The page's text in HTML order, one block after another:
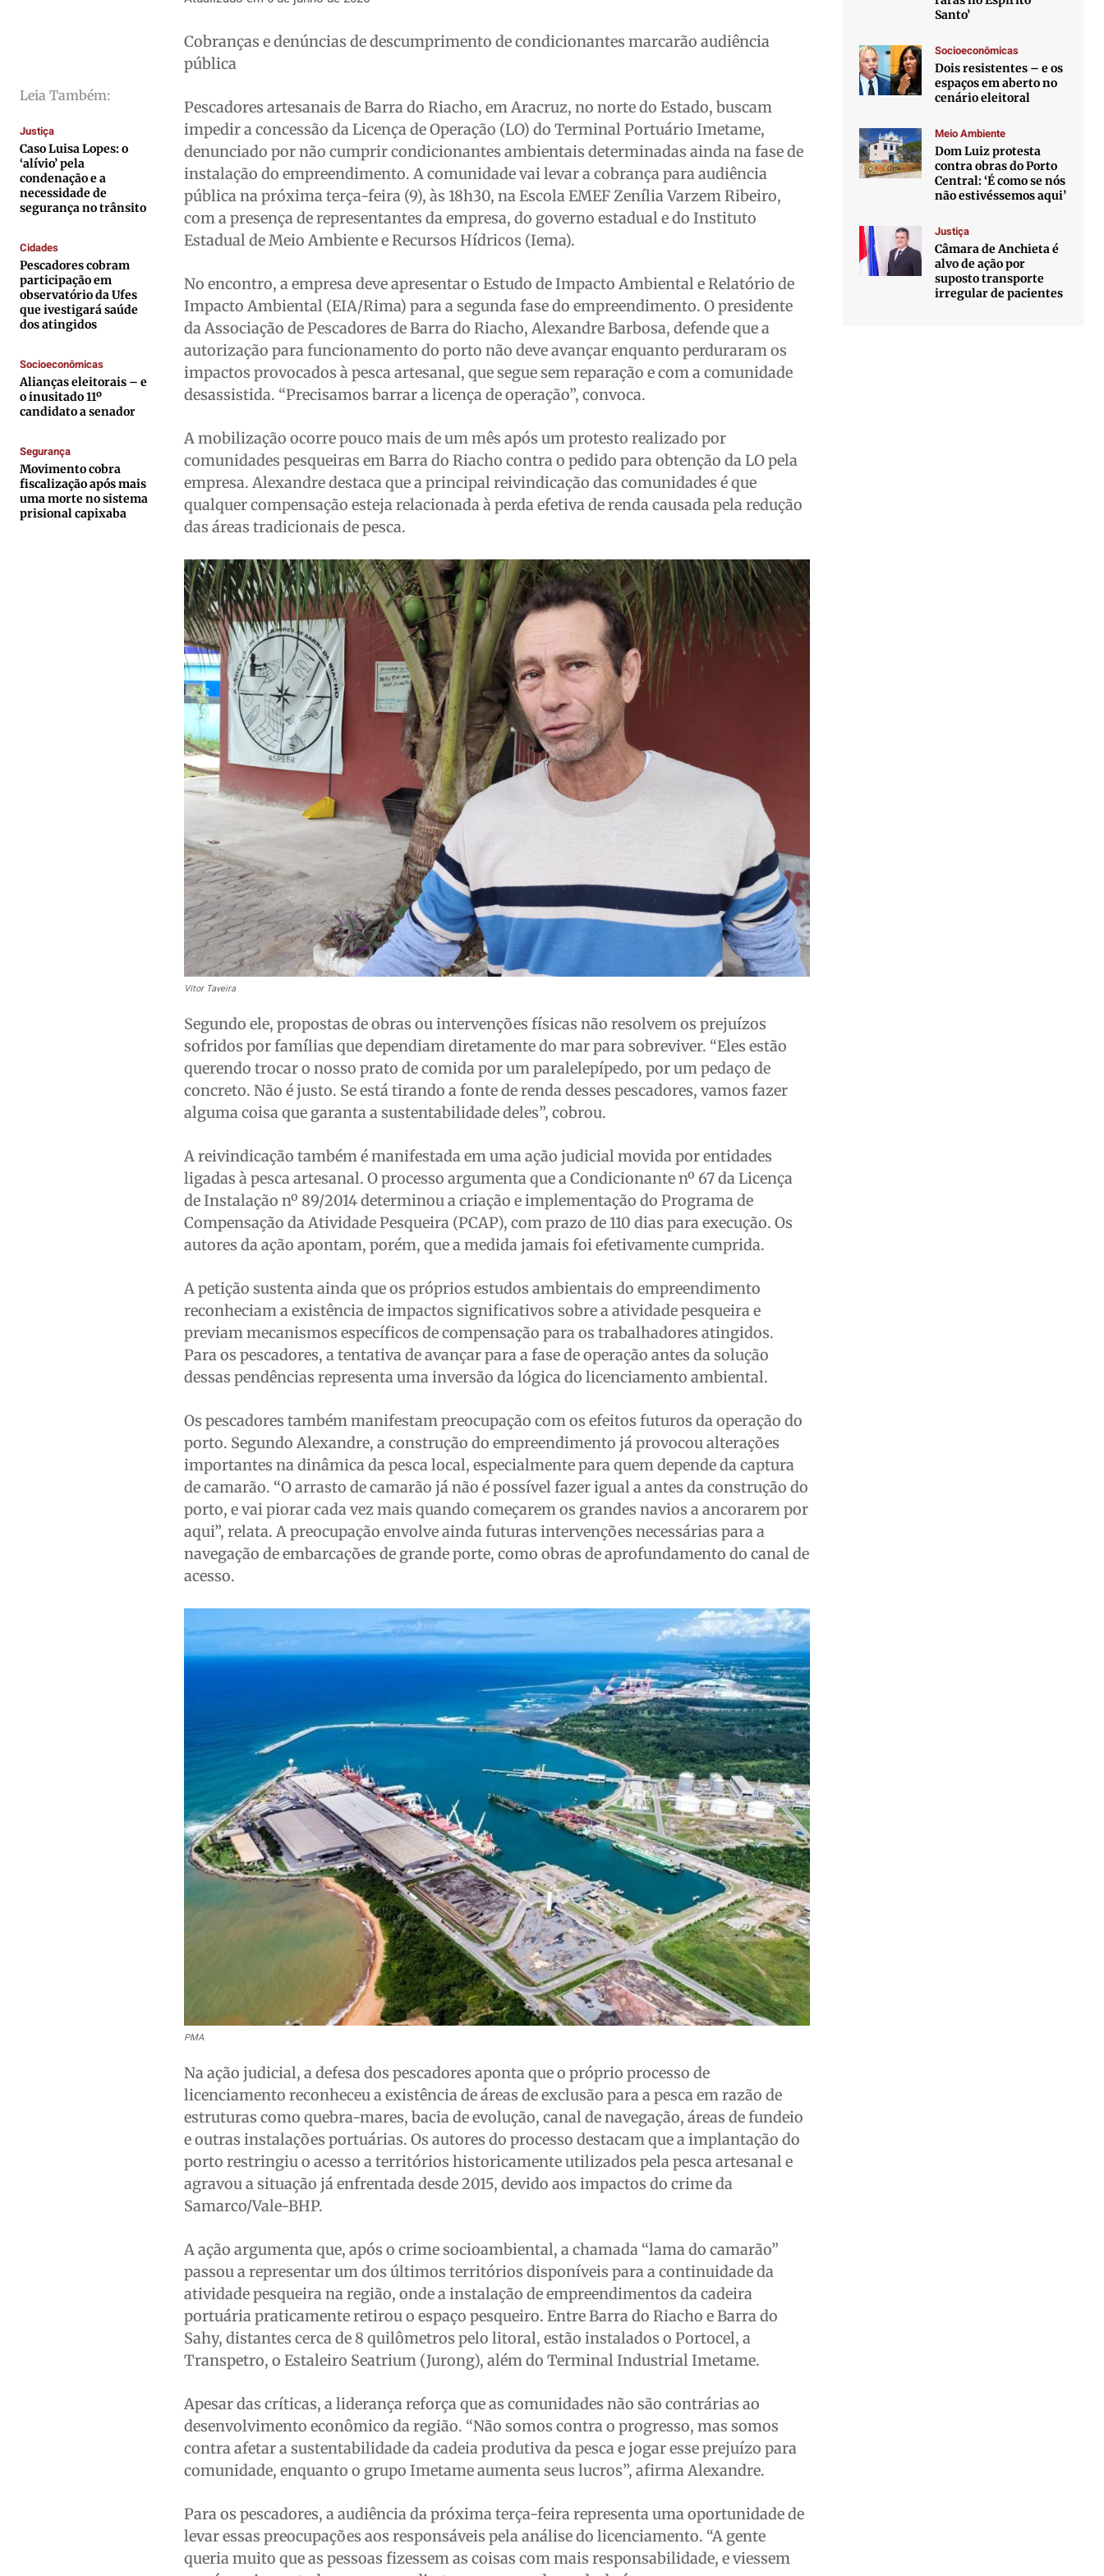
Economia
Colunas
Caetano Roque
Gustavo Bastos
Wanda Sily
Publicidade Legal
Anuncie
Quem Somos
Expediente
Anuncie
Termos de Uso
Economia
Colunas
Caetano Roque
Gustavo Bastos
Wanda Sily
Publicidade Legal
Anuncie
Quem Somos
Expediente
Anuncie
Termos de Uso
Economia
Colunas
Caetano Roque
Gustavo Bastos
Wanda Sily
Publicidade Legal
Anuncie
Quem Somos
Expediente
Anuncie
Termos de Uso
Economia
Colunas
Caetano Roque
Gustavo Bastos
Wanda Sily
Publicidade Legal
Anuncie
Quem Somos
Expediente
Anuncie
Termos de Uso
Leia Também:
Justiça
Caso Luisa Lopes: o
‘alívio’ pela
condenação e a
necessidade de
segurança no trânsito
Cidades
Pescadores cobram
participação em
observatório da Ufes
que ivestigará saúde
dos atingidos
Socioeconômicas
Alianças eleitorais – e
o inusitado 11º
candidato a senador
Segurança
Movimento cobra
fiscalização após mais
uma morte no sistema
prisional capixaba
Cobranças e denúncias de descumprimento de condicionantes marcarão audiência
pública
Pescadores artesanais de Barra do Riacho, em Aracruz, no norte do Estado, buscam
impedir a concessão da Licença de Operação (LO) do Terminal Portuário Imetame,
denunciado por não cumprir condicionantes ambientais determinadas ainda na fase de
instalação do empreendimento. A comunidade vai levar a cobrança para audiência
pública na próxima terça-feira (9), às 18h30, na Escola EMEF Zenília Varzem Ribeiro,
com a presença de representantes da empresa, do governo estadual e do Instituto
Estadual de Meio Ambiente e Recursos Hídricos (Iema).
No encontro, a empresa deve apresentar o Estudo de Impacto Ambiental e Relatório de
Impacto Ambiental (EIA/Rima) para a segunda fase do empreendimento. O presidente
da Associação de Pescadores de Barra do Riacho, Alexandre Barbosa, defende que a
autorização para funcionamento do porto não deve avançar enquanto perduraram os
impactos provocados à pesca artesanal, que segue sem reparação e com a comunidade
desassistida. “Precisamos barrar a licença de operação”, convoca.
A mobilização ocorre pouco mais de um mês após um protesto realizado por
comunidades pesqueiras em Barra do Riacho contra o pedido para obtenção da LO pela
empresa. Alexandre destaca que a principal reivindicação das comunidades é que
qualquer compensação esteja relacionada à perda efetiva de renda causada pela redução
das áreas tradicionais de pesca.
Vitor Taveira
Segundo ele, propostas de obras ou intervenções físicas não resolvem os prejuízos
sofridos por famílias que dependiam diretamente do mar para sobreviver. “Eles estão
querendo trocar o nosso prato de comida por um paralelepípedo, por um pedaço de
concreto. Não é justo. Se está tirando a fonte de renda desses pescadores, vamos fazer
alguma coisa que garanta a sustentabilidade deles”, cobrou.
A reivindicação também é manifestada em uma ação judicial movida por entidades
ligadas à pesca artesanal. O processo argumenta que a Condicionante nº 67 da Licença
de Instalação nº 89/2014 determinou a criação e implementação do Programa de
Compensação da Atividade Pesqueira (PCAP), com prazo de 110 dias para execução. Os
autores da ação apontam, porém, que a medida jamais foi efetivamente cumprida.
A petição sustenta ainda que os próprios estudos ambientais do empreendimento
reconheciam a existência de impactos significativos sobre a atividade pesqueira e
previam mecanismos específicos de compensação para os trabalhadores atingidos.
Para os pescadores, a tentativa de avançar para a fase de operação antes da solução
dessas pendências representa uma inversão da lógica do licenciamento ambiental.
Os pescadores também manifestam preocupação com os efeitos futuros da operação do
porto. Segundo Alexandre, a construção do empreendimento já provocou alterações
importantes na dinâmica da pesca local, especialmente para quem depende da captura
de camarão. “O arrasto de camarão já não é possível fazer igual a antes da construção do
porto, e vai piorar cada vez mais quando começarem os grandes navios a ancorarem por
aqui”, relata. A preocupação envolve ainda futuras intervenções necessárias para a
navegação de embarcações de grande porte, como obras de aprofundamento do canal de
acesso.
PMA
Na ação judicial, a defesa dos pescadores aponta que o próprio processo de
licenciamento reconheceu a existência de áreas de exclusão para a pesca em razão de
estruturas como quebra-mares, bacia de evolução, canal de navegação, áreas de fundeio
e outras instalações portuárias. Os autores do processo destacam que a implantação do
porto restringiu o acesso a territórios historicamente utilizados pela pesca artesanal e
agravou a situação já enfrentada desde 2015, devido aos impactos do crime da
Samarco/Vale-BHP.
A ação argumenta que, após o crime socioambiental, a chamada “lama do camarão”
passou a representar um dos últimos territórios disponíveis para a continuidade da
atividade pesqueira na região, onde a instalação de empreendimentos da cadeira
portuária praticamente retirou o espaço pesqueiro. Entre Barra do Riacho e Barra do
Sahy, distantes cerca de 8 quilômetros pelo litoral, estão instalados o Portocel, a
Transpetro, o Estaleiro Seatrium (Jurong), além do Terminal Industrial Imetame.
Apesar das críticas, a liderança reforça que as comunidades não são contrárias ao
desenvolvimento econômico da região. “Não somos contra o progresso, mas somos
contra afetar a sustentabilidade da cadeia produtiva da pesca e jogar esse prejuízo para
comunidade, enquanto o grupo Imetame aumenta seus lucros”, afirma Alexandre.
Para os pescadores, a audiência da próxima terça-feira representa uma oportunidade de
levar essas preocupações aos responsáveis pela análise do licenciamento. “A gente
queria muito que as pessoas fizessem as coisas com mais responsabilidade, e viessem
Santo’
Socioeconômicas
Dois resistentes – e os
espaços em aberto no
cenário eleitoral
Meio Ambiente
Dom Luiz protesta
contra obras do Porto
Central: ‘É como se nós
não estivéssemos aqui’
Justiça
Câmara de Anchieta é
alvo de ação por
suposto transporte
irregular de pacientes